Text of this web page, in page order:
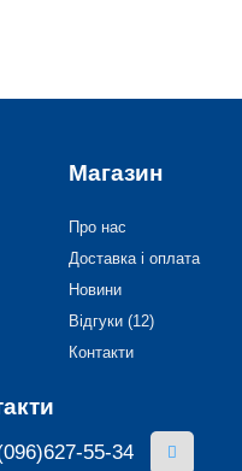
Магазин
Про нас
Доставка і оплата
Новини
Відгуки (12)
Контакти
55-34